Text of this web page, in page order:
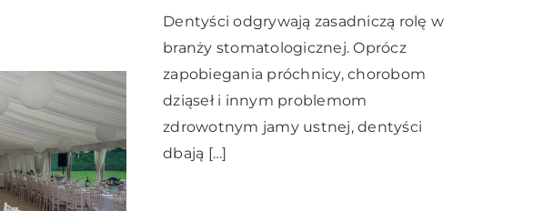
Dentyści odgrywają zasadniczą rolę w
branży stomatologicznej. Oprócz
zapobiegania próchnicy, chorobom
dziąseł i innym problemom
zdrowotnym jamy ustnej, dentyści
dbają […]